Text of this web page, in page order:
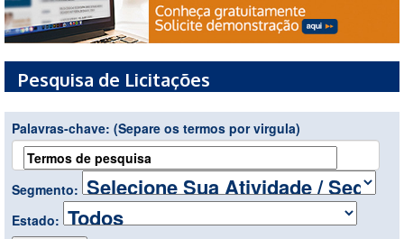
Pesquisa de Licitações
Palavras-chave: (Separe os termos por virgula)
Segmento:
Estado: